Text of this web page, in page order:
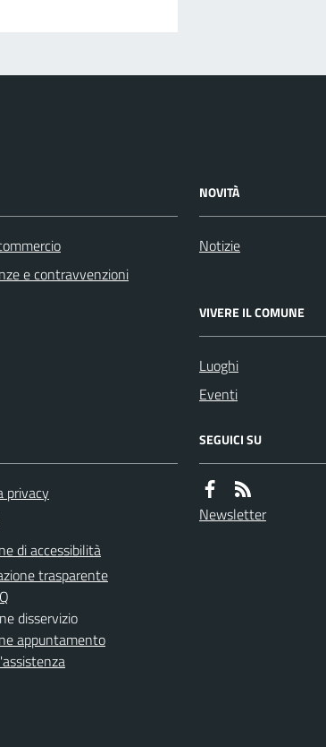
e contravvenzioni
NOVITÀ
Notizie
VIVERE IL COMUNE
Luoghi
Eventi
privacy
di accessibilità
trasparente
disservizio
appuntamento
SEGUICI SU
Newsletter